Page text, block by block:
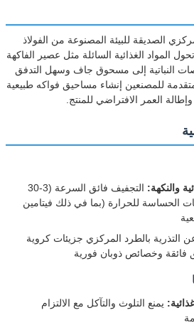
الصديقة للبيئة المصنوعة من الفولاذ
المواد الغذائية السائلة مثل عصير الفاكهة
النباتية إلى مسحوق جاف وسهل التدفق
للمصنعين إنشاء مساحيق فواكه طبيعية
والنكهة:
التجفيف فائق السرعة (3-30
الحساسة للحرارة (بما في ذلك فيتامين
التذرية بالطرد المركزي جزيئات كروية
فائقة وخصائص ذوبان فورية
يمنع التلوث والتآكل مع الالتزام